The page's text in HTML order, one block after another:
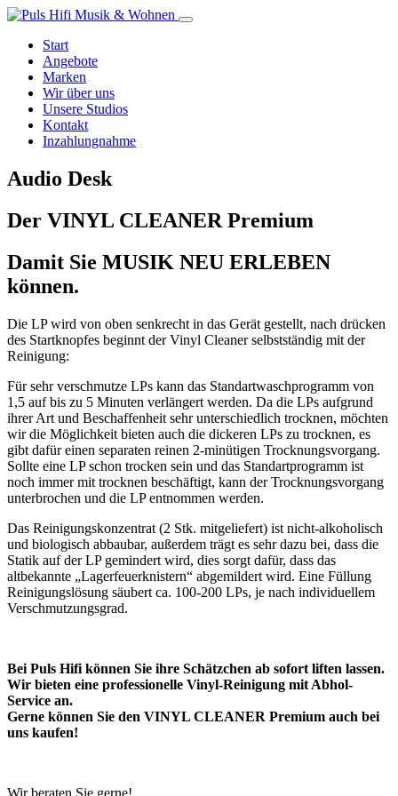
Start
Angebote
Marken
Wir über uns
Unsere Studios
Kontakt
Inzahlungnahme
Audio Desk
Der VINYL CLEANER Premium
Damit Sie MUSIK NEU ERLEBEN
können.
Die LP wird von oben senkrecht in das Gerät gestellt, nach drücken
des Startknopfes beginnt der Vinyl Cleaner selbstständig mit der
Reinigung:
Für sehr verschmutze LPs kann das Standartwaschprogramm von
1,5 auf bis zu 5 Minuten verlängert werden. Da die LPs aufgrund
ihrer Art und Beschaffenheit sehr unterschiedlich trocknen, möchten
wir die Möglichkeit bieten auch die dickeren LPs zu trocknen, es
gibt dafür einen separaten reinen 2-minütigen Trocknungsvorgang.
Sollte eine LP schon trocken sein und das Standartprogramm ist
noch immer mit trocknen beschäftigt, kann der Trocknungsvorgang
unterbrochen und die LP entnommen werden.
Das Reinigungskonzentrat (2 Stk. mitgeliefert) ist nicht-alkoholisch
und biologisch abbaubar, außerdem trägt es sehr dazu bei, dass die
Statik auf der LP gemindert wird, dies sorgt dafür, dass das
altbekannte „Lagerfeuerknistern“ abgemildert wird. Eine Füllung
Reinigungslösung säubert ca. 100-200 LPs, je nach individuellem
Verschmutzungsgrad.
Bei Puls Hifi können Sie ihre Schätzchen ab sofort liften lassen.
Wir bieten eine professionelle Vinyl-Reinigung mit Abhol-
Service an.
Gerne können Sie den VINYL CLEANER Premium auch bei
uns kaufen!
Wir beraten Sie gerne!